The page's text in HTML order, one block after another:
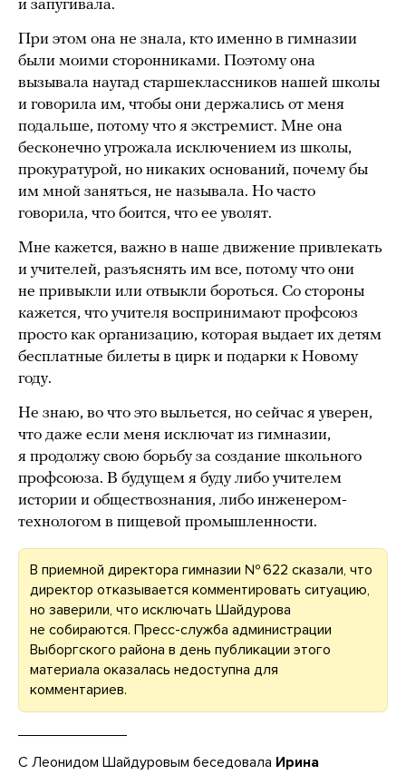
и запугивала.
При этом она не знала, кто именно в гимназии
были моими сторонниками. Поэтому она
вызывала наугад старшеклассников нашей школы
и говорила им, чтобы они держались от меня
подальше, потому что я экстремист. Мне она
бесконечно угрожала исключением из школы,
прокуратурой, но никаких оснований, почему бы
им мной заняться, не называла. Но часто
говорила, что боится, что ее уволят.
Мне кажется, важно в наше движение привлекать
и учителей, разъяснять им все, потому что они
не привыкли или отвыкли бороться. Со стороны
кажется, что учителя воспринимают профсоюз
просто как организацию, которая выдает их детям
бесплатные билеты в цирк и подарки к Новому
году.
Не знаю, во что это выльется, но сейчас я уверен,
что даже если меня исключат из гимназии,
я продолжу свою борьбу за создание школьного
профсоюза. В будущем я буду либо учителем
истории и обществознания, либо инженером-
технологом в пищевой промышленности.
В приемной директора гимназии № 622 сказали, что
директор отказывается комментировать ситуацию,
но заверили, что исключать Шайдурова
не собираются. Пресс-служба администрации
Выборгского района в день публикации этого
материала оказалась недоступна для
комментариев.
С Леонидом Шайдуровым беседовала Ирина